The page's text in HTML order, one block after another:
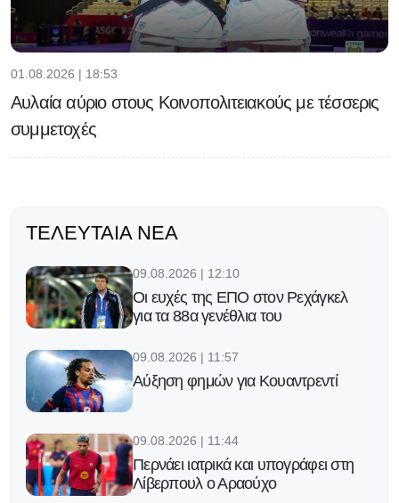
01.08.2026 | 18:53
Αυλαία αύριο στους Κοινοπολιτειακούς με τέσσερις
συμμετοχές
ΤΕΛΕΥΤΑΊΑ ΝΈΑ
09.08.2026 | 12:10
Οι ευχές της ΕΠΟ στον Ρεχάγκελ
για τα 88α γενέθλια του
09.08.2026 | 11:57
Αύξηση φημών για Κουαντρεντί
09.08.2026 | 11:44
Περνάει ιατρικά και υπογράφει στη
Λίβερπουλ ο Αραούχο